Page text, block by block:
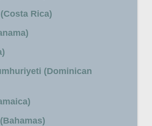
Rica)
(Dominican